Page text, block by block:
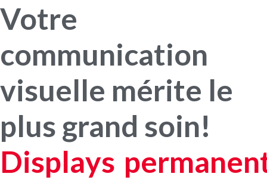
Votre
communication
visuelle mérite le
plus grand soin!
PLV